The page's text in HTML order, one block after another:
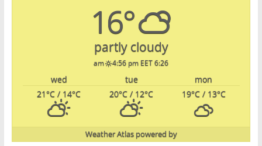
16°
partly cloudy
6:26 am
4:56 pm EET
mon
tue
wed
19°C/ 13°C
20°C / 12°C
21°C / 14°C
powered by
Weather Atlas